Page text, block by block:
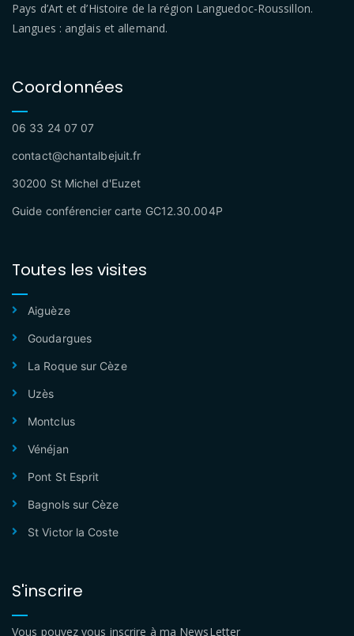
Pays d’Art et d’Histoire de la région Languedoc-Roussillon.
Langues : anglais et allemand.
Coordonnées
06 33 24 07 07
contact@chantalbejuit.fr
30200 St Michel d'Euzet
Guide conférencier carte GC12.30.004P
Toutes les visites
Aiguèze
Goudargues
La Roque sur Cèze
Uzès
Montclus
Vénéjan
Pont St Esprit
Bagnols sur Cèze
St Victor la Coste
S'inscrire
Vous pouvez vous inscrire à ma NewsLetter